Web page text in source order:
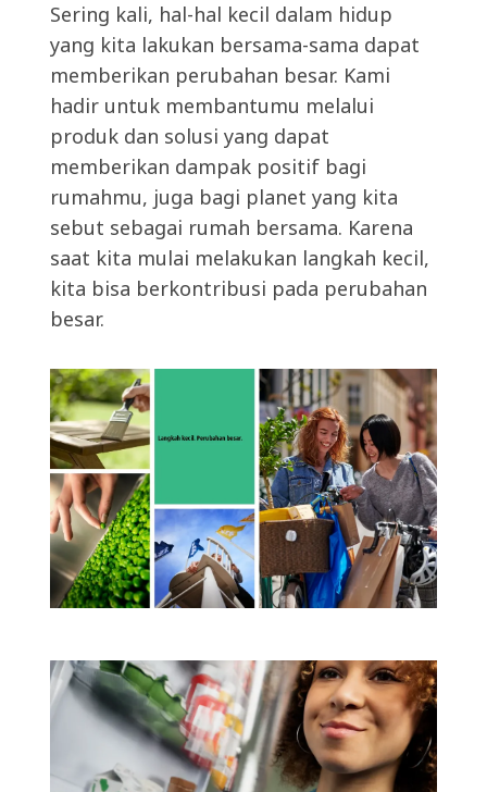
Sering kali, hal-hal kecil dalam hidup
yang kita lakukan bersama-sama dapat
memberikan perubahan besar. Kami
hadir untuk membantumu melalui
produk dan solusi yang dapat
memberikan dampak positif bagi
rumahmu, juga bagi planet yang kita
sebut sebagai rumah bersama. Karena
saat kita mulai melakukan langkah kecil,
kita bisa berkontribusi pada perubahan
besar.